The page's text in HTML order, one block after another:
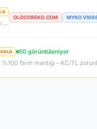
Neden OldCoreKO ? MYKO sektöründe tecrübeli ve güçlü yönetim Oyuncu geri bildirimlerine önem veren şeffaf yapı Play to Win odaklı sistem anlayışı Dengeli ekonomi ve sürdürülebilir oyun yapısı Uzun soluklu, plansız kapanma riski olmayan sunucu vizyonu Deneyimli yönetim ekibimizin rehberliğinde, uzun soluklu ve unutulmaz bir maceraya hazır olun. OldCoreKO; heyecan dolu bir ortam, PK temposunun hiç durmadığı ve MYKO’nun özünü sonuna kadar yaşayabileceğiniz eşsiz bir atmosfer.
OLDCOREKO.COM MYKO
GOLD
50 görüntüleniyor